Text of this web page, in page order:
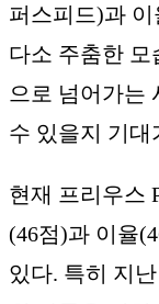
퍼스피드)과
다소 주춤한
으로 넘어가는
수 있을지 기대
현재 프리우스
(46점)과 이율
있다. 특히 지